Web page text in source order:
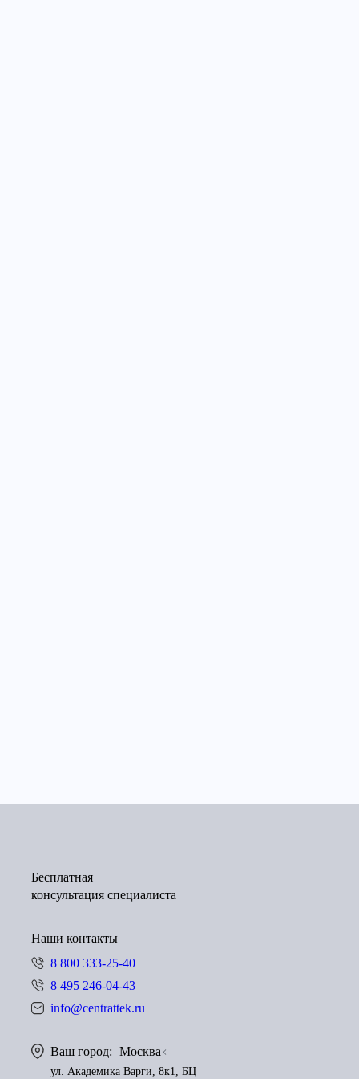
Бесплатная
консультация специалиста
Наши контакты
8 800 333-25-40
8 495 246-04-43
info@centrattek.ru
Ваш город: Москва
ул. Академика Варги, 8к1, БЦ